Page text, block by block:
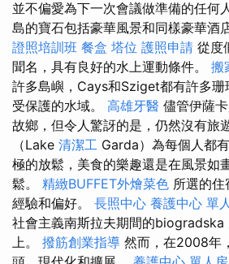
並不偏愛為下一次會議做準備的任何
島的寶石包括豪華風景和同樣豪華酒
證照培訓班 餐盒 塔位 護照申請 從度
聞名，具有良好的水上運動條件。 搬
許多島嶼，Cays和Sziget都有許多珊
受保護的水域。 高雄牙醫 儘管伊薩
故鄉，但令人驚訝的是，仍然沒有旅
（Lake 清潔工 Garda）為每個人都
極的放鬆，美食的樂趣還是在風景如
鬆。 精緻BUFFET外燴菜色 所選的住
經驗和偏好。 長照中心 養護中心 單
社會主義南斯拉夫期間的biogradska
上。 撥筋創業指導 然而，在2008年